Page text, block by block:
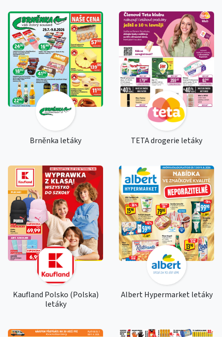
Brněnka letáky TETA drogerie letáky
Kaufland Polsko (Polska)
letáky
Albert Hypermarket letáky